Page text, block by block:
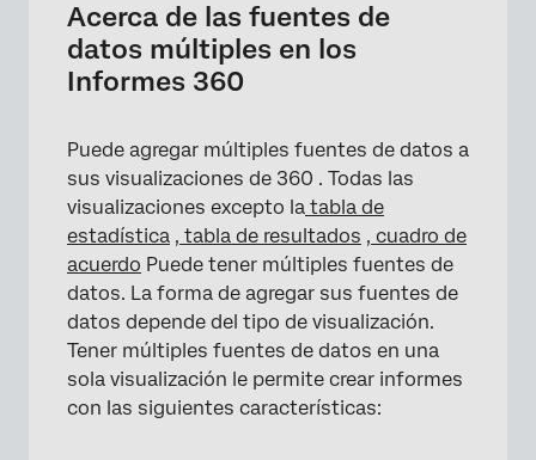
Cómo agregar múltiples fuentes de datos
mediante Agregar métrica
Agregar múltiples métricas
Etiquetas
Opciones
Cómo agregar filtros a las fuentes
Acerca de las fuentes de
datos múltiples en los
Informes 360
Puede agregar múltiples fuentes de datos a
sus visualizaciones de 360 . Todas las
visualizaciones excepto la tabla de
estadística , tabla de resultados , cuadro de
acuerdo Puede tener múltiples fuentes de
datos. La forma de agregar sus fuentes de
datos depende del tipo de visualización.
Tener múltiples fuentes de datos en una
sola visualización le permite crear informes
con las siguientes características: